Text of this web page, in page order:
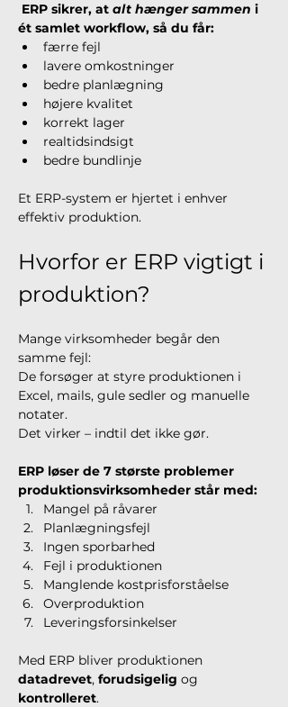
ERP sikrer, at alt hænger sammen i
ét samlet workflow, så du får:
færre fejl
lavere omkostninger
bedre planlægning
højere kvalitet
korrekt lager
realtidsindsigt
bedre bundlinje
Et ERP-system er hjertet i enhver
effektiv produktion.
Hvorfor er ERP vigtigt i
produktion?
Mange virksomheder begår den
samme fejl:
De forsøger at styre produktionen i
Excel, mails, gule sedler og manuelle
notater.
Det virker – indtil det ikke gør.
ERP løser de 7 største problemer
produktionsvirksomheder står med:
Mangel på råvarer
Planlægningsfejl
Ingen sporbarhed
Fejl i produktionen
Manglende kostprisforståelse
Overproduktion
Leveringsforsinkelser
Med ERP bliver produktionen
datadrevet, forudsigelig og
kontrolleret.